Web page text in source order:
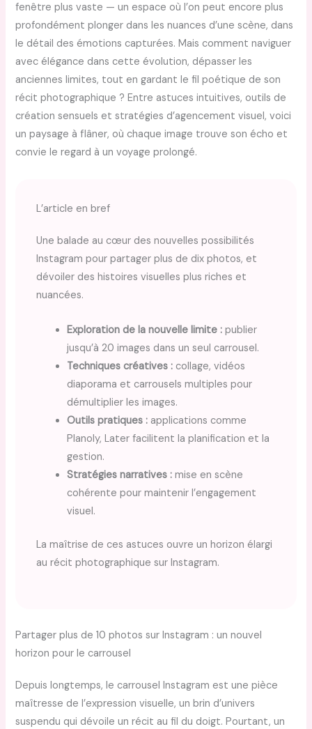
fenêtre plus vaste — un espace où l’on peut encore plus
profondément plonger dans les nuances d’une scène, dans
le détail des émotions capturées. Mais comment naviguer
avec élégance dans cette évolution, dépasser les
anciennes limites, tout en gardant le fil poétique de son
récit photographique ? Entre astuces intuitives, outils de
création sensuels et stratégies d’agencement visuel, voici
un paysage à flâner, où chaque image trouve son écho et
convie le regard à un voyage prolongé.
L’article en bref
Une balade au cœur des nouvelles possibilités
Instagram pour partager plus de dix photos, et
dévoiler des histoires visuelles plus riches et
nuancées.
Exploration de la nouvelle limite : publier
jusqu’à 20 images dans un seul carrousel.
Techniques créatives : collage, vidéos
diaporama et carrousels multiples pour
démultiplier les images.
Outils pratiques : applications comme
Planoly, Later facilitent la planification et la
gestion.
Stratégies narratives : mise en scène
cohérente pour maintenir l’engagement
visuel.
La maîtrise de ces astuces ouvre un horizon élargi
au récit photographique sur Instagram.
Partager plus de 10 photos sur Instagram : un nouvel
horizon pour le carrousel
Depuis longtemps, le carrousel Instagram est une pièce
maîtresse de l’expression visuelle, un brin d’univers
suspendu qui dévoile un récit au fil du doigt. Pourtant, un